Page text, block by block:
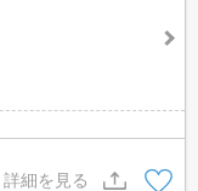
詳細を見る